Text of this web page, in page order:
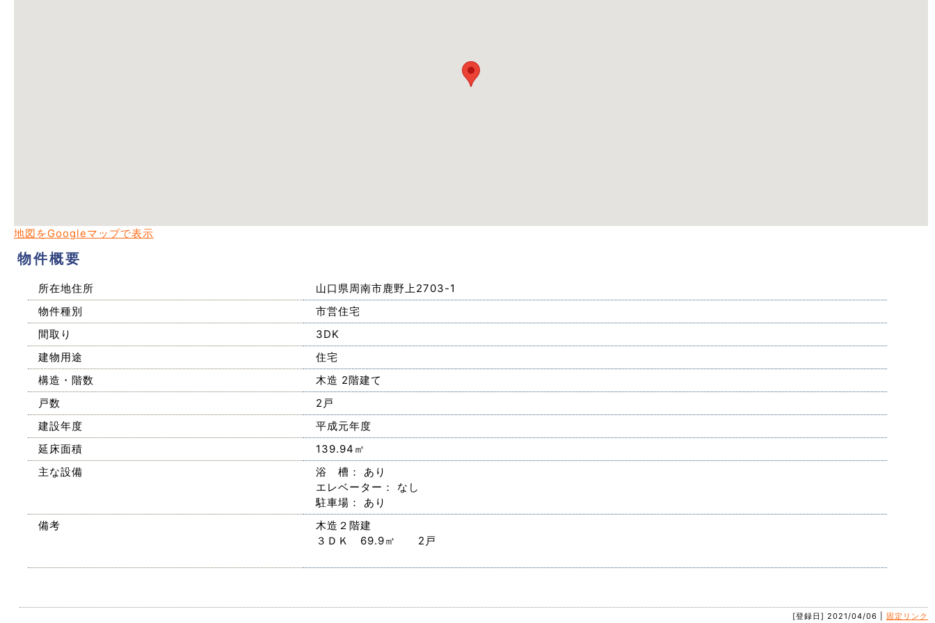
地図をGoogleマップで表示
物件概要
所在地住所
山口県周南市鹿野上2703-1
物件種別
市営住宅
間取り
3DK
建物用途
住宅
構造・階数
木造 2階建て
戸数
2戸
建設年度
平成元年度
延床面積
139.94㎡
主な設備
浴 槽： あり
エレベーター： なし
駐車場： あり
備考
木造２階建
３ＤＫ 69.9㎡ 2戸
[登録日] 2021/04/06 | 固定リンク